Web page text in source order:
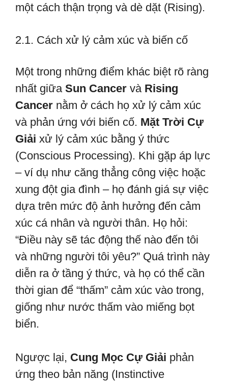
một cách thận trọng và dè dặt (Rising).
2.1. Cách xử lý cảm xúc và biến cố
Một trong những điểm khác biệt rõ ràng
nhất giữa Sun Cancer và Rising
Cancer nằm ở cách họ xử lý cảm xúc
và phản ứng với biến cố. Mặt Trời Cự
Giải xử lý cảm xúc bằng ý thức
(Conscious Processing). Khi gặp áp lực
– ví dụ như căng thẳng công việc hoặc
xung đột gia đình – họ đánh giá sự việc
dựa trên mức độ ảnh hưởng đến cảm
xúc cá nhân và người thân. Họ hỏi:
“Điều này sẽ tác động thế nào đến tôi
và những người tôi yêu?” Quá trình này
diễn ra ở tầng ý thức, và họ có thể cần
thời gian để “thấm” cảm xúc vào trong,
giống như nước thấm vào miếng bọt
biển.
Ngược lại, Cung Mọc Cự Giải phản
ứng theo bản năng (Instinctive